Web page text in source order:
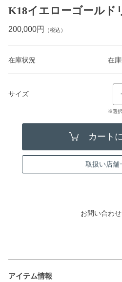
K18イエローゴールド
200,000円 （税込）
在庫状況 在
サイズ
※選択
取扱い店舗
お問い合わせ
アイテム情報